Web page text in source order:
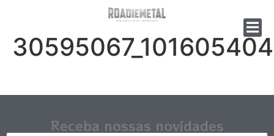
Receba nossas novidades